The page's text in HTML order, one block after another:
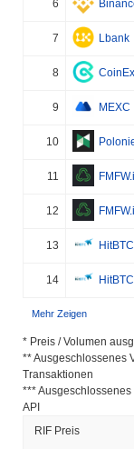
6
7 Lbank
8 CoinEx
9 MEXC
10
11
12
13 HitBTC
14 HitBTC
Mehr Zeigen
* Preis / Volumen
** Ausgeschlossenes
Transaktionen
***
API
RIF Preis